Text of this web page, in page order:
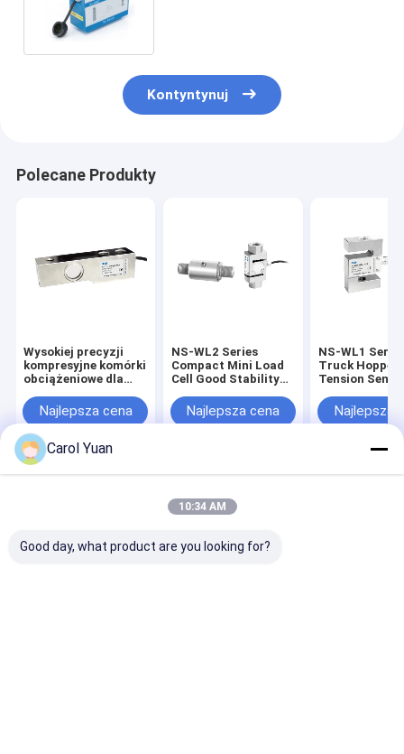
Kontyntynuj
Polecane Produkty
Wysokiej precyzji
kompresyjne komórki
obciążeniowe dla
Najlepsza cena
NS-WL2 Series
Compact Mini Load
Cell Good Stability
OEMNajlepsza cena
NS-WL1
Truck Hopper
Tension
Pressure
Najlepsza
Dom O nas
Desktop Site
Polityka prywatności
Reserved.
Carol Yuan
10:34 AM
Good day, what product are you looking for?